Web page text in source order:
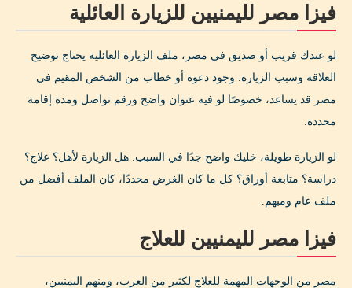
فيزا مصر لليمنيين للزيارة العائلية
لو عندك قريب أو صديق في مصر، ملف الزيارة العائلية يحتاج توضيح
العلاقة وسبب الزيارة. وجود دعوة أو خطاب من الشخص المقيم في
مصر قد يساعد، خصوصًا لو فيه عنوان واضح ورقم تواصل ومدة إقامة
محددة.
لو الزيارة طويلة، خليك واضح جدًا في السبب. هل الزيارة لأهل؟ علاج؟
دراسة؟ متابعة أوراق؟ كل ما كان الغرض محددًا، كان الملف أفضل من
ملف عام ومبهم.
فيزا مصر لليمنيين للعلاج
مصر من الوجهات المهمة للعلاج لكثير من العرب، ومنهم اليمنيين،